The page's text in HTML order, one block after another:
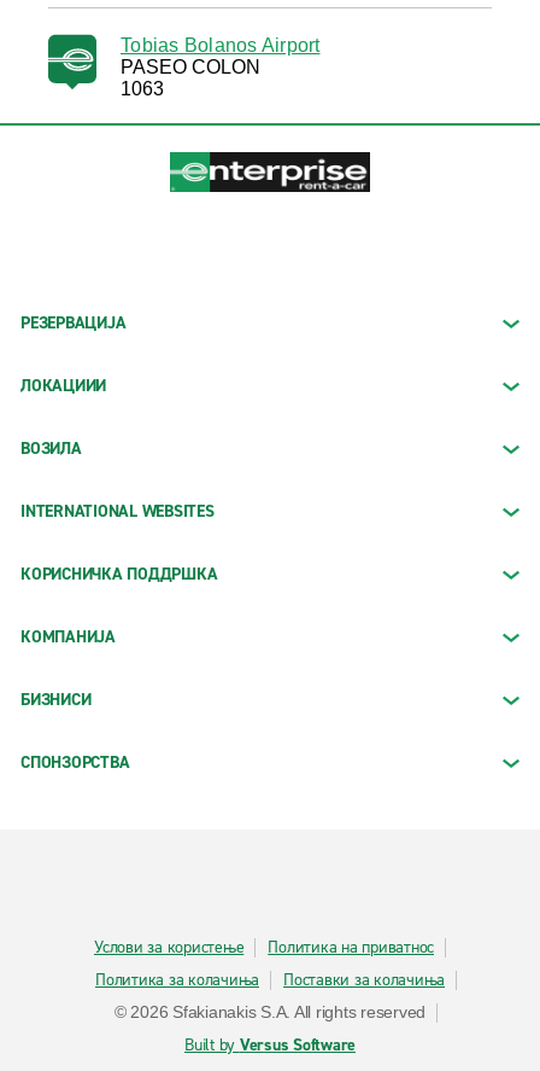
Tobias Bolanos Airport
PASEO COLON
1063
РЕЗЕРВАЦИЈА
ЛОКАЦИИИ
ВОЗИЛА
INTERNATIONAL WEBSITES
КОРИСНИЧКА ПОДДРШКА
КОМПАНИЈА
БИЗНИСИ
СПОНЗОРСТВА
Услови за користење
Политика на приватнос
Политика за колачиња
Поставки за колачиња
© 2026 Sfakianakis S.A. All rights reserved
Built by Versus Software